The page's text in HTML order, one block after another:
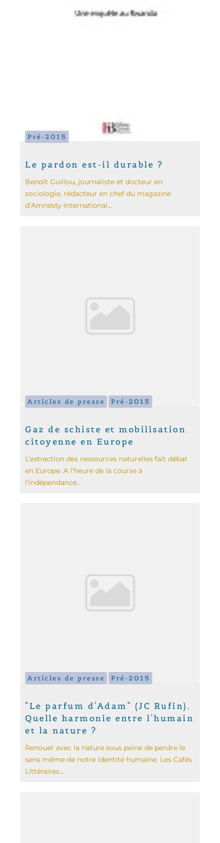
Pré-2015
Le pardon est-il durable ?
Benoît Guillou, journaliste et docteur en
sociologie, rédacteur en chef du magazine
d’Amnesty International...
Articles de presse Pré-2015
Gaz de schiste et mobilisation
citoyenne en Europe
L’extraction des ressources naturelles fait débat
en Europe. A l’heure de la course à
l’indépendance...
Articles de presse Pré-2015
"Le parfum d'Adam" (JC Rufin).
Quelle harmonie entre l'humain
et la nature ?
Renouer avec la nature sous peine de perdre le
sens même de notre identité humaine. Les Cafés
Littéraires...